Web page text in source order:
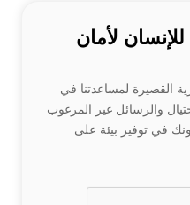
لأمان
القصيرة لمساعدتنا في
والرسائل غير المرغوب
في توفير بيئة على